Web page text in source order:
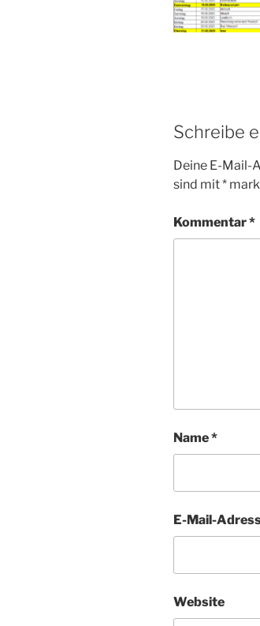
Schreibe
Deine E-Mail-
sind mit*
Kommentar*
Name*
E-Mail-
Website